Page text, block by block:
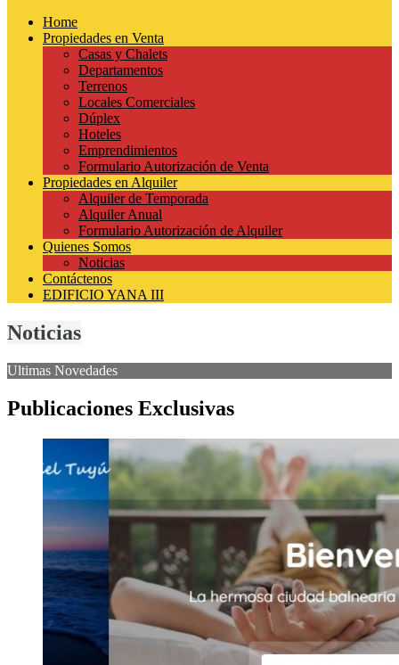
Home
Propiedades en Venta
Casas y Chalets
Departamentos
Terrenos
Locales Comerciales
Dúplex
Hoteles
Emprendimientos
Formulario Autorización de Venta
Propiedades en Alquiler
Alquiler de Temporada
Alquiler Anual
Formulario Autorización de Alquiler
Quienes Somos
Noticias
Contáctenos
EDIFICIO YANA III
Noticias
Ultimas Novedades
Publicaciones Exclusivas